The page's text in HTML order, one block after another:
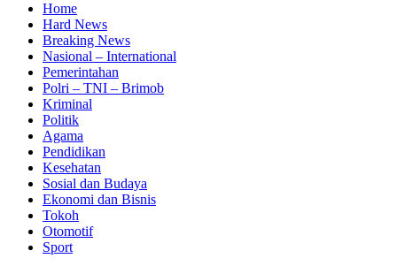
Home
Hard News
Breaking News
Nasional – International
Pemerintahan
Polri – TNI – Brimob
Kriminal
Politik
Agama
Pendidikan
Kesehatan
Sosial dan Budaya
Ekonomi dan Bisnis
Tokoh
Otomotif
Sport